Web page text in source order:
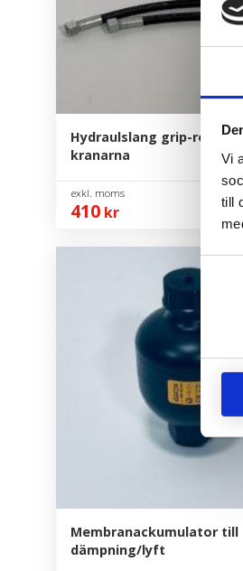
Vi
till
Hydraulslang grip-rotator
kranarna
410 kr
Membranackumulator till
dämpning/lyft